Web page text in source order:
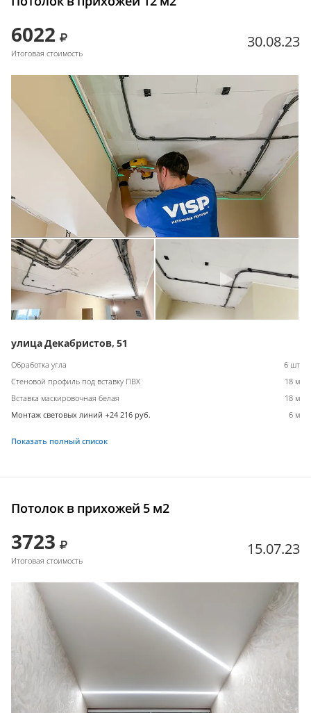
6022
Итоговая стоимость
30.08.23
улица Декабристов, 51
Обработка угла
6 шт
Стеновой профиль под вставку ПВХ
18 м
Вставка маскировочная белая
18 м
Монтаж световых линий +24 216 руб.
6 м
Показать полный список
Потолок в прихожей 5 м2
3723
Итоговая стоимость
15.07.23